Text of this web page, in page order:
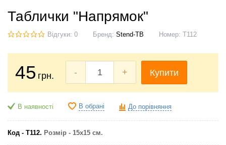
Таблички "Напрямок"
Відгуки: 0 Бренд: Stend-TB Номер: Т112
45 грн. - + Купити
В наявності В обрані До порівняння
Код - Т112. Розмір - 15х15 см.